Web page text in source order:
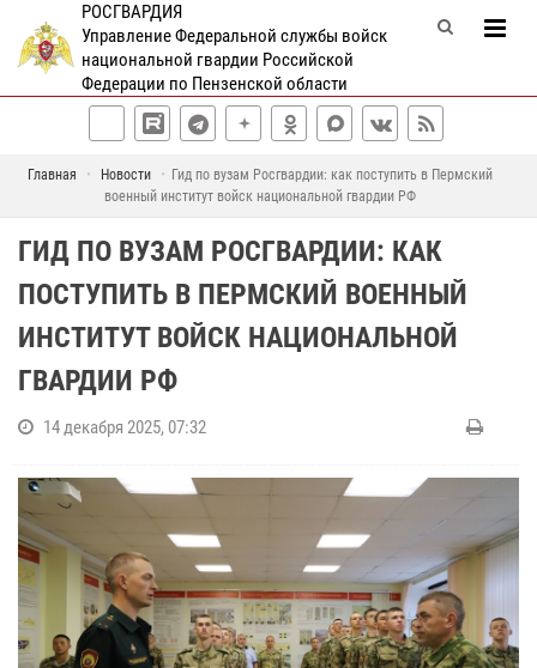
РОСГВАРДИЯ
Управление Федеральной службы войск
национальной гвардии Российской
Федерации по Пензенской области
Главная Новости
Гид по вузам Росгвардии: как поступить в Пермский
военный институт войск национальной гвардии РФ
ГИД ПО ВУЗАМ РОСГВАРДИИ: КАК
ПОСТУПИТЬ В ПЕРМСКИЙ ВОЕННЫЙ
ИНСТИТУТ ВОЙСК НАЦИОНАЛЬНОЙ
ГВАРДИИ РФ
14 декабря 2025, 07:32